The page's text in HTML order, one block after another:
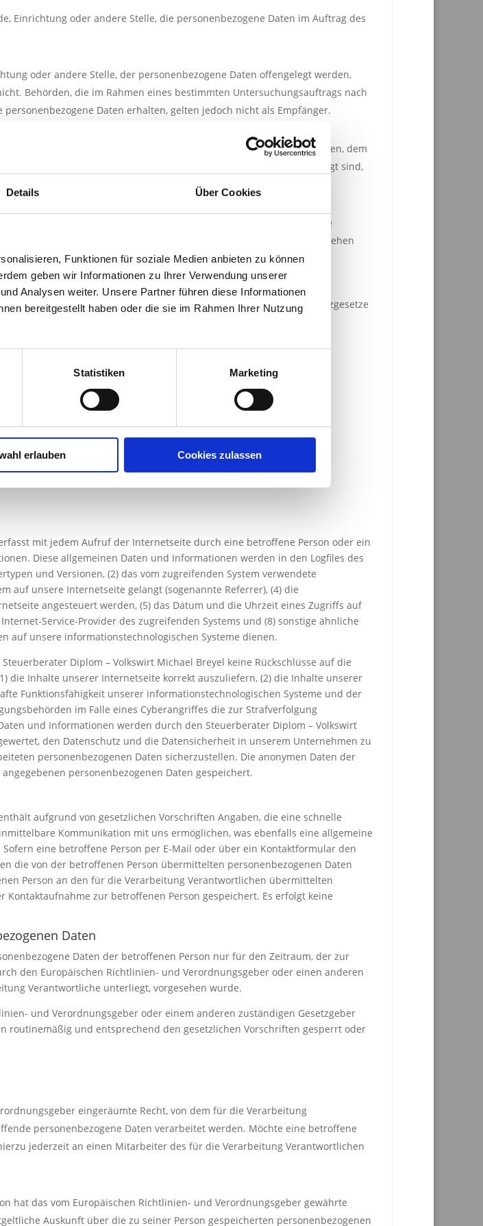
Details Über Cookies
Funktionen für soziale Medien anbieten zu können
geben wir Informationen zu Ihrer Verwendung unserer
Analysen weiter. Unsere Partner führen diese Informationen
bereitgestellt haben oder die sie im Rahmen Ihrer Nutzung
Statistiken Marketing
erlauben Cookies zulassen
Einrichtung oder andere Stelle, die personenbezogene Daten im Auftrag des
oder andere Stelle, der personenbezogene Daten offengelegt werden,
Behörden, die im Rahmen eines bestimmten Untersuchungsauftrags nach
Daten erhalten, gelten jedoch nicht als Empfänger.
andere Stelle außer der betroffenen Person, dem Verantwortlichen, dem
des Verantwortlichen oder des Auftragsverarbeiters befugt sind,
Fall in informierter Weise und unmissverständlich abgegebene
bestätigenden Handlung, mit der die betroffene Person zu verstehen
Daten einverstanden ist.
den Mitgliedstaaten der Europäischen Union geltenden Datenschutzgesetze
mit jedem Aufruf der Internetseite durch eine betroffene Person oder ein
Diese allgemeinen Daten und Informationen werden in den Logfiles des
und Versionen, (2) das vom zugreifenden System verwendete
auf unsere Internetseite gelangt (sogenannte Referrer), (4) die
angesteuert werden, (5) das Datum und die Uhrzeit eines Zugriffs auf
Service-Provider des zugreifenden Systems und (8) sonstige ähnliche
auf unsere informationstechnologischen Systeme dienen.
Diplom – Volkswirt Michael Breyel keine Rückschlüsse auf die
die Inhalte unserer Internetseite korrekt auszuliefern, (2) die Inhalte unserer
Funktionsfähigkeit unserer informationstechnologischen Systeme und der
im Falle eines Cyberangriffes die zur Strafverfolgung
und Informationen werden durch den Steuerberater Diplom – Volkswirt
den Datenschutz und die Datensicherheit in unserem Unternehmen zu
personenbezogenen Daten sicherzustellen. Die anonymen Daten der
personenbezogenen Daten gespeichert.
aufgrund von gesetzlichen Vorschriften Angaben, die eine schnelle
Kommunikation mit uns ermöglichen, was ebenfalls eine allgemeine
eine betroffene Person per E-Mail oder über ein Kontaktformular den
die von der betroffenen Person übermittelten personenbezogenen Daten
Person an den für die Verarbeitung Verantwortlichen übermittelten
zur betroffenen Person gespeichert. Es erfolgt keine
Daten
Daten der betroffenen Person nur für den Zeitraum, der zur
den Europäischen Richtlinien- und Verordnungsgeber oder einen anderen
Verantwortliche unterliegt, vorgesehen wurde.
und Verordnungsgeber oder einem anderen zuständigen Gesetzgeber
routinemäßig und entsprechend den gesetzlichen Vorschriften gesperrt oder
eingeräumte Recht, von dem für die Verarbeitung
personenbezogene Daten verarbeitet werden. Möchte eine betroffene
jederzeit an einen Mitarbeiter des für die Verarbeitung Verantwortlichen
hat das vom Europäischen Richtlinien- und Verordnungsgeber gewährte
Auskunft über die zu seiner Person gespeicherten personenbezogenen